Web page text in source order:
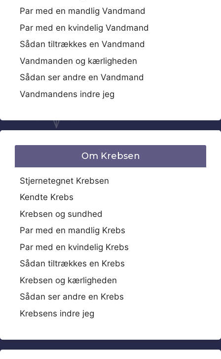
Par med en mandlig Vandmand
Par med en kvindelig Vandmand
Sådan tiltrækkes en Vandmand
Vandmanden og kærligheden
Sådan ser andre en Vandmand
Vandmandens indre jeg
Om Krebsen
Stjernetegnet Krebsen
Kendte Krebs
Krebsen og sundhed
Par med en mandlig Krebs
Par med en kvindelig Krebs
Sådan tiltrækkes en Krebs
Krebsen og kærligheden
Sådan ser andre en Krebs
Krebsens indre jeg